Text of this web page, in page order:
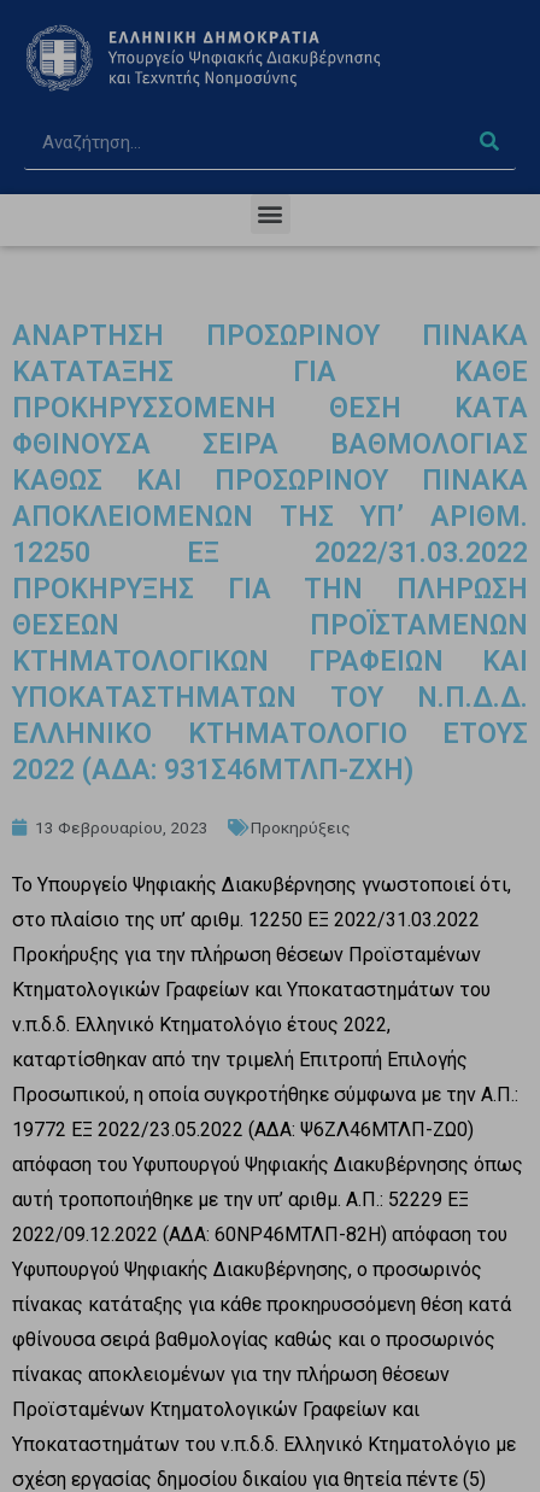
ΑΝΑΡΤΗΣΗ ΠΡΟΣΩΡΙΝΟΥ ΠΙΝΑΚΑ
ΚΑΤΑΤΑΞΗΣ ΓΙΑ ΚΑΘΕ
ΠΡΟΚΗΡΥΣΣΟΜΕΝΗ ΘΕΣΗ ΚΑΤΑ
ΦΘΙΝΟΥΣΑ ΣΕΙΡΑ ΒΑΘΜΟΛΟΓΙΑΣ
ΚΑΘΩΣ ΚΑΙ ΠΡΟΣΩΡΙΝΟΥ ΠΙΝΑΚΑ
ΑΠΟΚΛΕΙΟΜΕΝΩΝ ΤΗΣ ΥΠ’ ΑΡΙΘΜ.
12250 ΕΞ 2022/31.03.2022
ΠΡΟΚΗΡΥΞΗΣ ΓΙΑ ΤΗΝ ΠΛΗΡΩΣΗ
ΘΕΣΕΩΝ ΠΡΟΪΣΤΑΜΕΝΩΝ
ΚΤΗΜΑΤΟΛΟΓΙΚΩΝ ΓΡΑΦΕΙΩΝ ΚΑΙ
ΥΠΟΚΑΤΑΣΤΗΜΑΤΩΝ ΤΟΥ Ν.Π.Δ.Δ.
ΕΛΛΗΝΙΚΟ ΚΤΗΜΑΤΟΛΟΓΙΟ ΕΤΟΥΣ
2022 (ΑΔΑ: 931Σ46ΜΤΛΠ-ΖΧΗ)
13 Φεβρουαρίου, 2023 Προκηρύξεις
Το Υπουργείο Ψηφιακής Διακυβέρνησης γνωστοποιεί ότι,
στο πλαίσιο της υπ’ αριθμ. 12250 ΕΞ 2022/31.03.2022
Προκήρυξης για την πλήρωση θέσεων Προϊσταμένων
Κτηματολογικών Γραφείων και Υποκαταστημάτων του
ν.π.δ.δ. Ελληνικό Κτηματολόγιο έτους 2022,
καταρτίσθηκαν από την τριμελή Επιτροπή Επιλογής
Προσωπικού, η οποία συγκροτήθηκε σύμφωνα με την Α.Π.:
19772 ΕΞ 2022/23.05.2022 (ΑΔΑ: Ψ6ΖΛ46ΜΤΛΠ-ΖΩ0)
απόφαση του Υφυπουργού Ψηφιακής Διακυβέρνησης όπως
αυτή τροποποιήθηκε με την υπ’ αριθμ. Α.Π.: 52229 ΕΞ
2022/09.12.2022 (ΑΔΑ: 60ΝΡ46ΜΤΛΠ-82Η) απόφαση του
Υφυπουργού Ψηφιακής Διακυβέρνησης, ο προσωρινός
πίνακας κατάταξης για κάθε προκηρυσσόμενη θέση κατά
φθίνουσα σειρά βαθμολογίας καθώς και ο προσωρινός
πίνακας αποκλειομένων για την πλήρωση θέσεων
Προϊσταμένων Κτηματολογικών Γραφείων και
Υποκαταστημάτων του ν.π.δ.δ. Ελληνικό Κτηματολόγιο με
σχέση εργασίας δημοσίου δικαίου για θητεία πέντε (5)